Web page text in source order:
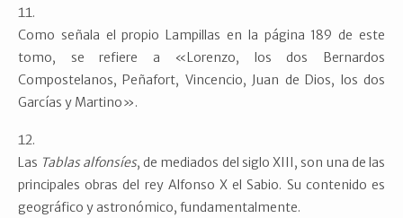
Venecia, 1775, p. xl).
Como señala el propio Lampillas en la página 189 de este
tomo, se refiere a «Lorenzo, los dos Bernardos
Compostelanos, Peñafort, Vincencio, Juan de Dios, los dos
Garcías y Martino».
Las Tablas alfonsíes, de mediados del siglo XIII, son una de las
principales obras del rey Alfonso X el Sabio. Su contenido es
geográfico y astronómico, fundamentalmente.